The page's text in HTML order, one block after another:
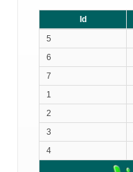
Id
5
6
7
1
2
3
4